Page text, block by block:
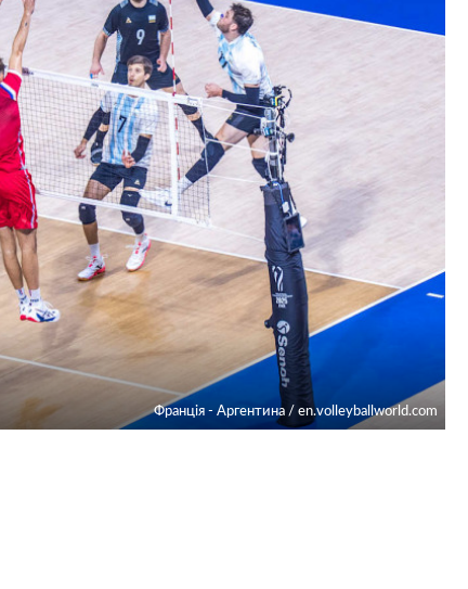
Франція - Аргентина / en.volleyballworld.com